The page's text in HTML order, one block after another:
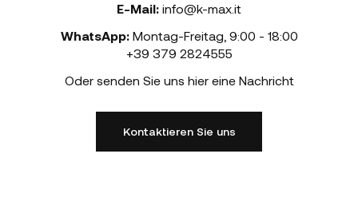
E-Mail: info@k-max.it
WhatsApp: Montag-Freitag 9:00 - 18:00
+39 379 2824555
Oder senden Sie uns hier eine Nachricht
Kontaktieren Sie uns